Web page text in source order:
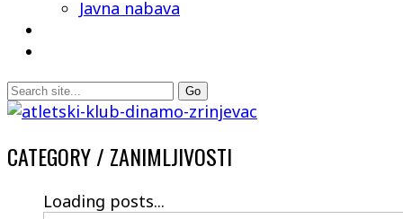
Javna nabava
CATEGORY / ZANIMLJIVOSTI
Loading posts...